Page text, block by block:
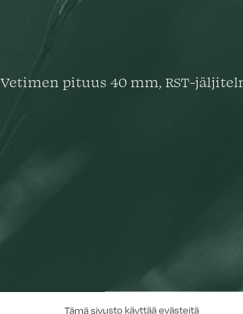
Tämä sivusto käyttää evästeitä
Vetimen pituus 40 mm, RST-